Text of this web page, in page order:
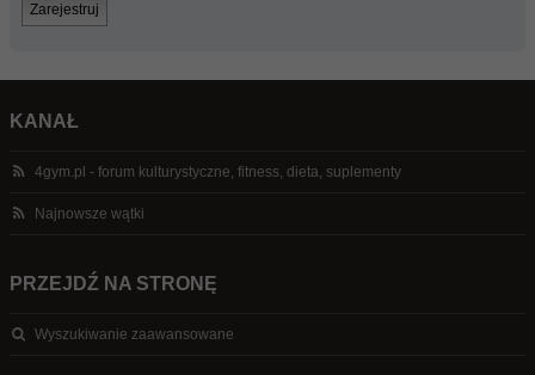
Zarejestruj
KANAŁ
4gym.pl - forum kulturystyczne, fitness, dieta, suplementy
Najnowsze wątki
PRZEJDŹ NA STRONĘ
Wyszukiwanie zaawansowane